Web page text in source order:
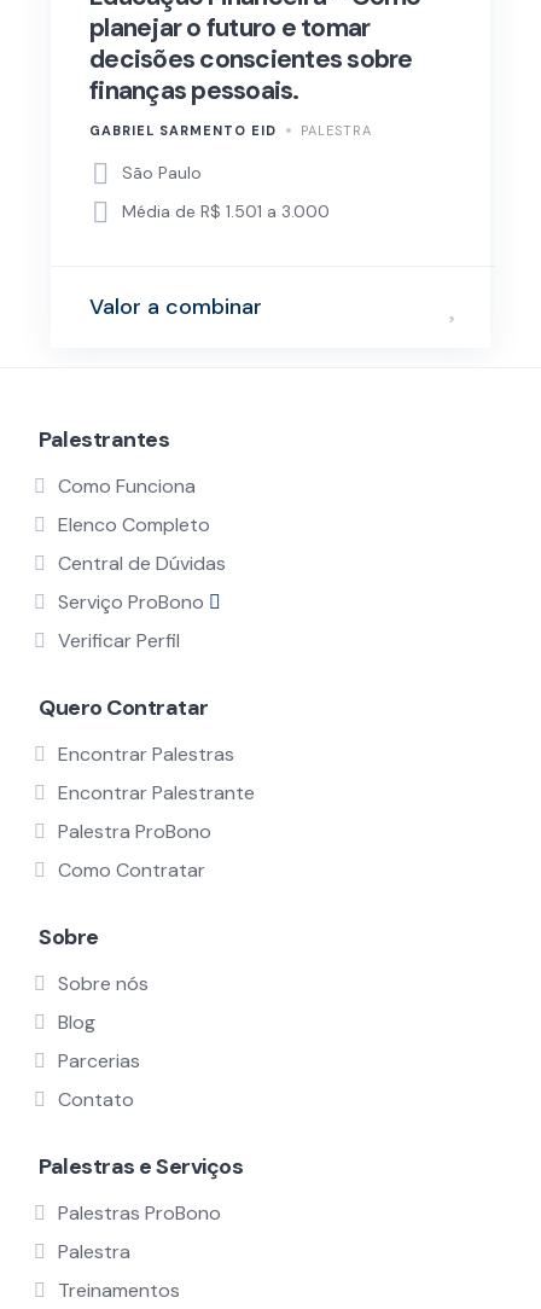
planejar o futuro e tomar
decisões conscientes sobre
finanças pessoais.
GABRIEL SARMENTO EID PALESTRA
São Paulo
Média de R$ 1.501 a 3.000
Valor a combinar
Palestrantes
Como Funciona
Elenco Completo
Central de Dúvidas
Serviço ProBono
Verificar Perfil
Quero Contratar
Encontrar Palestras
Encontrar Palestrante
Palestra ProBono
Como Contratar
Sobre
Sobre nós
Blog
Parcerias
Contato
Palestras e Serviços
Palestras ProBono
Palestra
Treinamentos